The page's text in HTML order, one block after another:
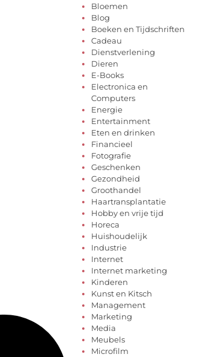
Bloemen
Blog
Boeken en Tijdschriften
Cadeau
Dienstverlening
Dieren
E-Books
Electronica en
Computers
Energie
Entertainment
Eten en drinken
Financieel
Fotografie
Geschenken
Gezondheid
Groothandel
Haartransplantatie
Hobby en vrije tijd
Horeca
Huishoudelijk
Industrie
Internet
Internet marketing
Kinderen
Kunst en Kitsch
Management
Marketing
Media
Meubels
Microfilm